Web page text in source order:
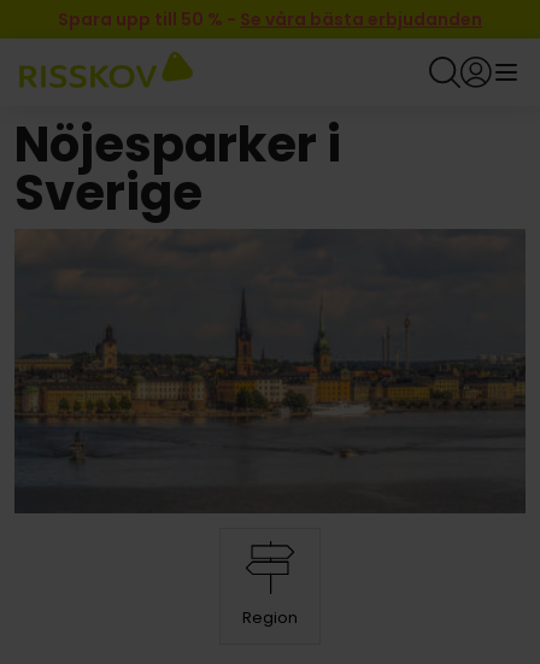
Spara upp till 50 % - Se våra bästa erbjudanden
Nöjesparker i
Sverige
Region